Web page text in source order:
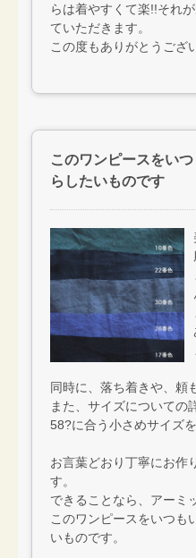
らは着やすくて楽!!それ
ていただきます。
この度もありがとうござ
このワンピースをい
らしたいものです
同時に、落ち着きや、頼
また、サイズについての
58?に合う小さめサイズ
お言葉どおり丁寧にお作
す。
できることなら、アーミ
このワンピースをいつも
いものです。